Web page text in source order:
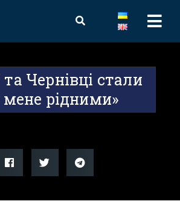
Чернівці стали
рідними»